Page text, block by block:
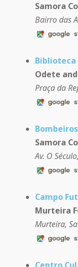
Samora
Bairro das
Biblioteca
Odete
Praça da
Samora
Av. O
Campo
Murteira
Murteira,